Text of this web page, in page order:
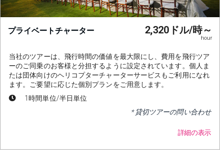
プライベートチャーター 2,320ドル/時～
hour
当社のツアーは、飛行時間の価値を最大限にし、費用を飛行ツア
ーのご同乗のお客様と分担するように設定されています。個人ま
たは団体向けのヘリコプターチャーターサービスもご利用になれ
ます。ご要望に応じた個別プランをご用意します。
1時間単位/半日単位
* 貸切ツアーの問い合わせ
詳細の表示